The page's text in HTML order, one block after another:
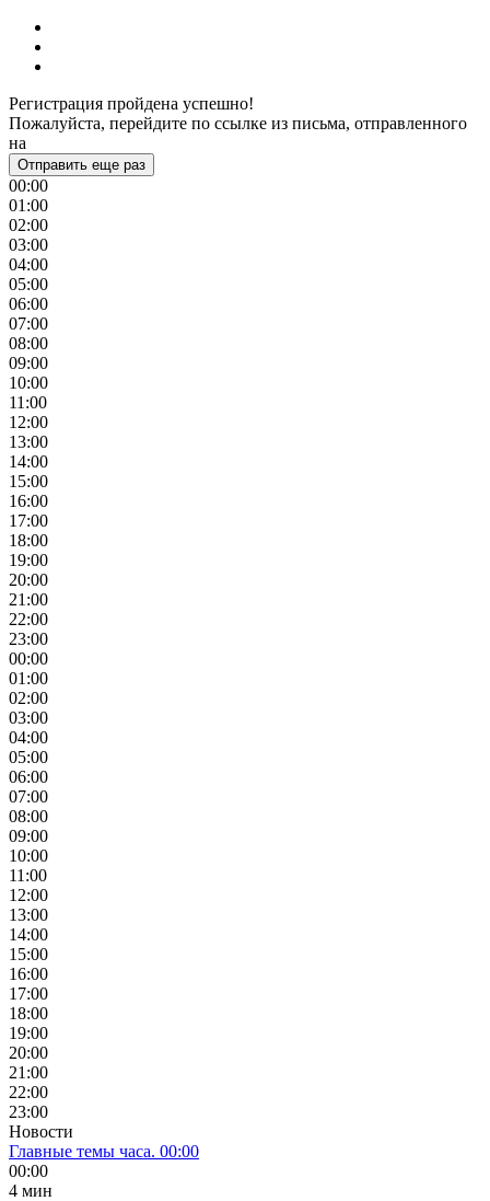
Регистрация пройдена успешно!
Пожалуйста, перейдите по ссылке из письма, отправленного
на
Отправить еще раз
00:00
01:00
02:00
03:00
04:00
05:00
06:00
07:00
08:00
09:00
10:00
11:00
12:00
13:00
14:00
15:00
16:00
17:00
18:00
19:00
20:00
21:00
22:00
23:00
00:00
01:00
02:00
03:00
04:00
05:00
06:00
07:00
08:00
09:00
10:00
11:00
12:00
13:00
14:00
15:00
16:00
17:00
18:00
19:00
20:00
21:00
22:00
23:00
Новости
Главные темы часа. 00:00
00:00
4 мин